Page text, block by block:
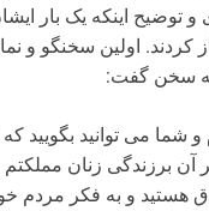
کردند. اولین سخنگو و
سخن گفت:
می توانید بگویید که
آن برزندگی زنان
هستید و به فکر مردم